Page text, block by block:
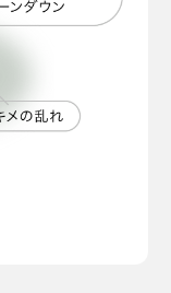
エラサリナ」
エキス